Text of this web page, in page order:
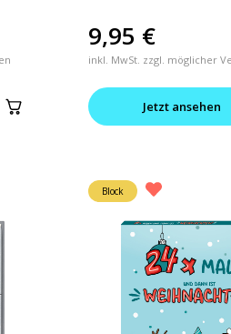
9,95 €
inkl. MwSt. zzgl. möglicher
Jetzt ansehen
Block